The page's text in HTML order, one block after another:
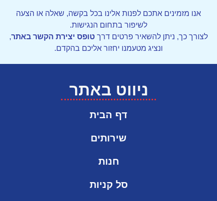
אנו מזמינים אתכם לפנות אלינו בכל בקשה, שאלה או הצעה
לשיפור בתחום הנגישות.
לצורך כך, ניתן להשאיר פרטים דרך טופס יצירת הקשר באתר,
ונציג מטעמנו יחזור אליכם בהקדם.
ניווט באתר
דף הבית
שירותים
חנות
סל קניות